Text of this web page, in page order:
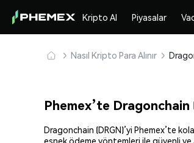
Kripto Al Piyasalar
Nasıl Kripto Para Alınır
Phemex’te Dragonchain
Dragonchain (DRGN)’yi Phemex’te
esnek ödeme yöntemleri ile güvenli ve